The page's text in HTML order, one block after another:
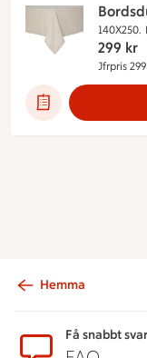
140X250.
299 kr
Jfrpris
Hemma
Få snabbt svar